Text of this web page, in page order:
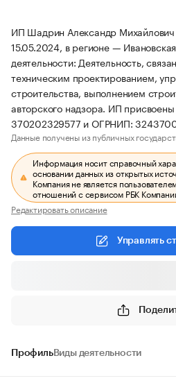
ИП Шадрин Александр Михайлович
15.05.2024, в регионе —
деятельности: Деятельность,
техническим проектированием,
строительства, выполнением
авторского надзора. ИП
370202329577 и ОГРНИП:
Данные получены из публичных
Информация носит справочный
основании данных из открытых
Компания не является
отношений с сервисом РБК
Редактировать описание
Управлять
ПрофильВиды деятельности